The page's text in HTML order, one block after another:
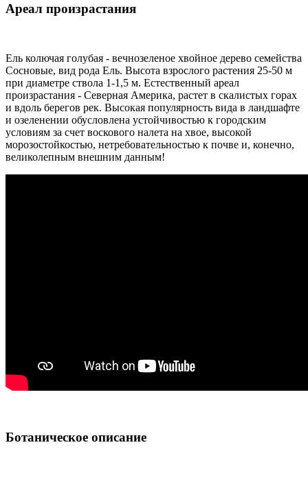
Ареал произрастания
Ель колючая голубая - вечнозеленое хвойное дерево семейства
Сосновые, вид рода Ель. Высота взрослого растения 25-50 м
при диаметре ствола 1-1,5 м. Естественный ареал
произрастания - Северная Америка, растет в скалистых горах
и вдоль берегов рек. Высокая популярность вида в ландшафте
и озеленении обусловлена устойчивостью к городским
условиям за счет воскового налета на хвое, высокой
морозостойкостью, нетребовательностью к почве и, конечно,
великолепным внешним данным!
Ботаническое описание